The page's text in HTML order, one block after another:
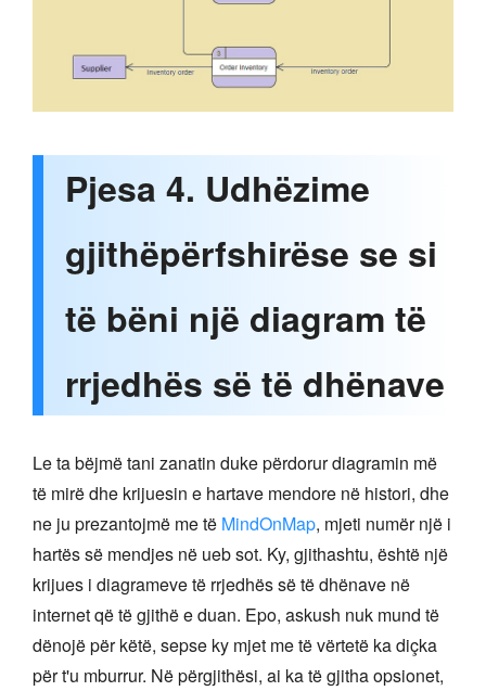
Pjesa 4. Udhëzime
gjithëpërfshirëse se si
të bëni një diagram të
rrjedhës së të dhënave
Le ta bëjmë tani zanatin duke përdorur diagramin më
të mirë dhe krijuesin e hartave mendore në histori, dhe
ne ju prezantojmë me të MindOnMap, mjeti numër një i
hartës së mendjes në ueb sot. Ky, gjithashtu, është një
krijues i diagrameve të rrjedhës së të dhënave në
internet që të gjithë e duan. Epo, askush nuk mund të
dënojë për këtë, sepse ky mjet me të vërtetë ka diçka
për t'u mburrur. Në përgjithësi, ai ka të gjitha opsionet,